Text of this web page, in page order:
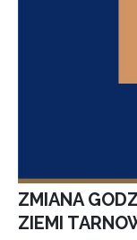
ZMIANA
ZIEMI